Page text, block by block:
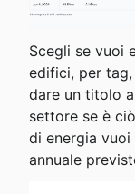
Scegli se vuoi
edifici, per
dare un titolo
settore se è
di energia vuoi
annuale